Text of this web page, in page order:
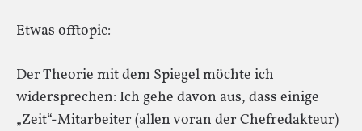
Etwas offtopic:
Der Theorie mit dem Spiegel möchte ich
widersprechen: Ich gehe davon aus, dass einige
„Zeit“-Mitarbeiter (allen voran der Chefredakteur)